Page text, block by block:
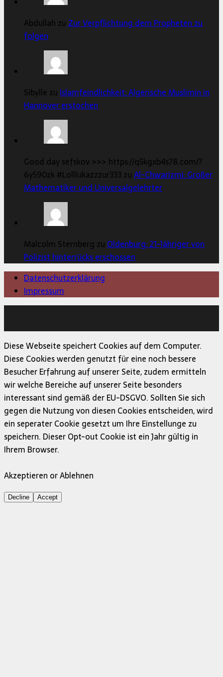
Abdullah zu Zur Verpflichtung dem Propheten zu
folgen
Sibylle zu Islamfeindlichkeit: Algerische Muslimin in
Hannover erstochen
Good day sefskov >>> https://q5kgxb4s78.com/?
6y590zk #Lolllukazzzur333 zuAl-Chwarizmi: Großer
Mathematiker und Universalgelehrter
Malcolm Sternberg zu Oldenburg: 21-Jähriger von
Polizist hinterrücks erschossen
Datenschutzerklärung
Impressum
Diese Webseite speichert Cookies auf dem Computer.
Diese Cookies werden genutzt für eine noch bessere
Besucher Erfahrung auf unserer Seite, zudem ermitteln
wir welche Bereiche auf unserer Seite besonders
interessant sind gemäß der EU-DSGVO. Sollten Sie sich
gegen die Nutzung von diesen Cookies entscheiden, wird
ein seperater Cookie gesetzt um Ihre Einstellunge zu
speichern. Dieser Opt-out Cookie ist ein Jahr gültig in
Ihrem Browser.
Akzeptieren or Ablehnen
Decline Accept